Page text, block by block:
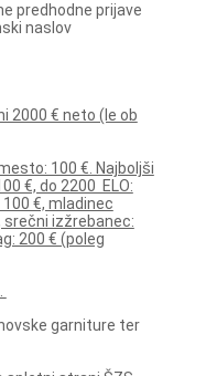
predhodne prijave
naslov
2000 € neto (le ob
100 €. Najboljši
€, do 2200 ELO:
€, mladinec
srečni izžrebanec:
200 € (poleg
garniture ter